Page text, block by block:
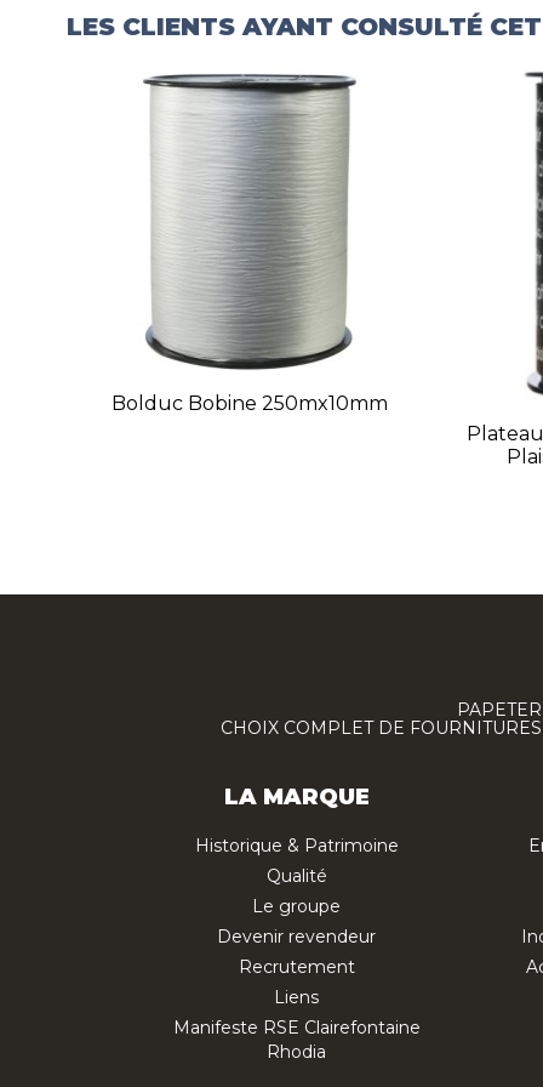
LES CLIENTS AYANT CONSULTÉ
Bolduc Bobine 250mx10mm
CHOIX COMPLET DE
LA MARQUE
Historique & Patrimoine
Qualité
Le groupe
Devenir revendeur
Recrutement
Liens
Manifeste RSE Clairefontaine
Rhodia